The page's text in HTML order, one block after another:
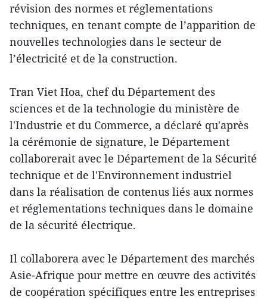
révision des normes et réglementations
techniques, en tenant compte de l’apparition de
nouvelles technologies dans le secteur de
l’électricité et de la construction.
Tran Viet Hoa, chef du Département des
sciences et de la technologie du ministère de
l'Industrie et du Commerce, a déclaré qu'après
la cérémonie de signature, le Département
collaborerait avec le Département de la Sécurité
technique et de l'Environnement industriel
dans la réalisation de contenus liés aux normes
et réglementations techniques dans le domaine
de la sécurité électrique.
Il collaborera avec le Département des marchés
Asie-Afrique pour mettre en œuvre des activités
de coopération spécifiques entre les entreprises